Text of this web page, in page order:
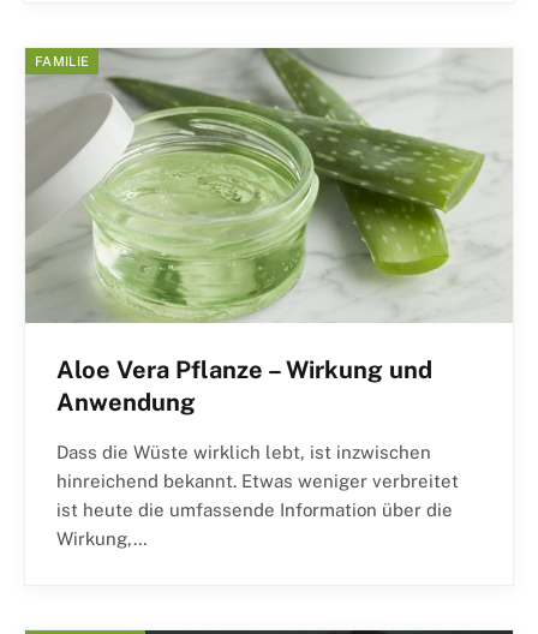
FAMILIE
Aloe Vera Pflanze – Wirkung und
Anwendung
Dass die Wüste wirklich lebt, ist inzwischen
hinreichend bekannt. Etwas weniger verbreitet
ist heute die umfassende Information über die
Wirkung,…